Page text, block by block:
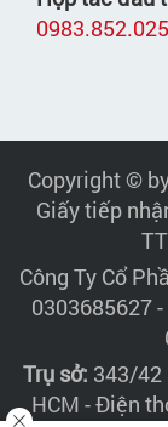
0983.852.025
Copyright ©
Giấy tiếp
Công Ty Cổ
0303685627
Trụ sở: 343/42
HCM - Điện